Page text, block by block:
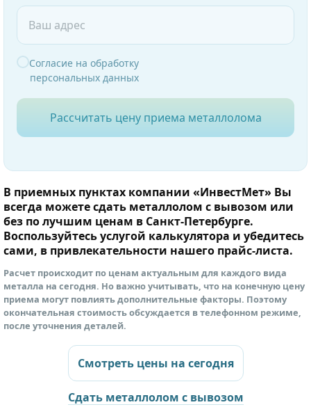
Согласие на обработку
персональных данных
Рассчитать цену приема металлолома
В приемных пунктах компании «ИнвестМет» Вы
всегда можете сдать металлолом с вывозом или
без по лучшим ценам в Санкт-Петербурге.
Воспользуйтесь услугой калькулятора и убедитесь
сами, в привлекательности нашего прайс-листа.
Расчет происходит по ценам актуальным для каждого вида
металла на сегодня. Но важно учитывать, что на конечную цену
приема могут повлиять дополнительные факторы. Поэтому
окончательная стоимость обсуждается в телефонном режиме,
после уточнения деталей.
Смотреть цены на сегодня
Сдать металлолом с вывозом